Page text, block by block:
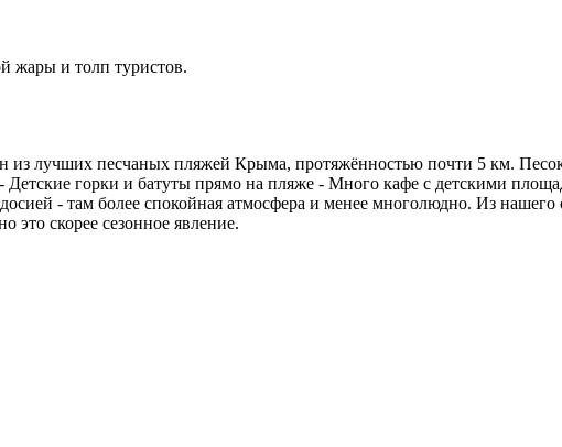
жары и толп туристов.
лучших песчаных пляжей Крыма, протяжённостью почти 5 км.
Детские горки и батуты прямо на пляже - Много кафе с детскими
- там более спокойная атмосфера и менее многолюдно. Из нашего
скорее сезонное явление.